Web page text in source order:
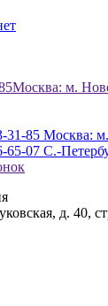
Москва: м.
31-85 Москва:
65-07 С.-
д. 40,